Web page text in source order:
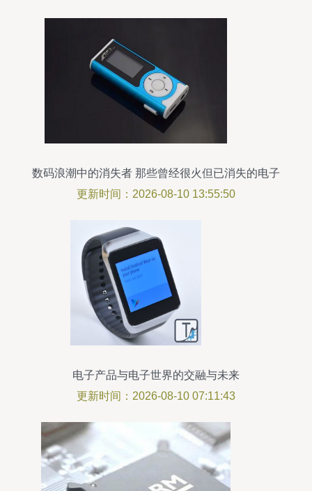
数码浪潮中的消失者 那些曾经很火但已消失的电子
产品
更新时间：2026-08-10 13:55:50
电子产品与电子世界的交融与未来
更新时间：2026-08-10 07:11:43